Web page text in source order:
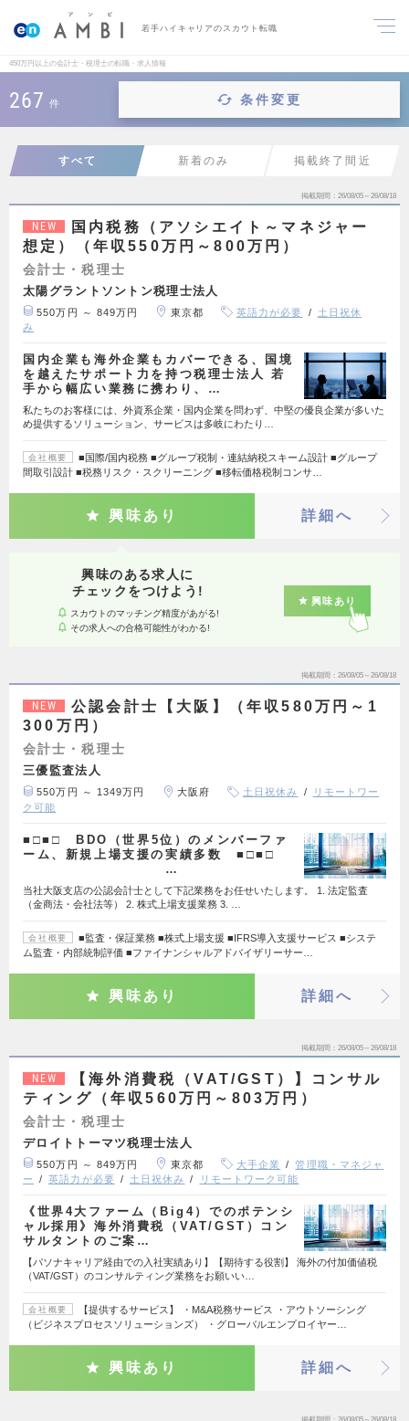
若手ハイキャリアのスカウト転職
450万円以上の会計士・税理士の転職・求人情報
267 件 条件変更
すべて 新着のみ 掲載終了間近
掲載期間 26/08/05～26/08/18
NEW
国内税務（アソシエイト～マネジャー
想定）（年収550万円～800万円）
会計士・税理士
太陽グラントソントン税理士法人
550万円 ～ 849万円 東京都 英語力が必要
土日祝休
み
国内企業も海外企業もカバーできる、国境
を越えたサポート力を持つ税理士法人 若
手から幅広い業務に携わり、…
私たちのお客様には、外資系企業・国内企業を問わず、中堅の優良企業が多いた
め提供するソリューション、サービスは多岐にわたり…
会社概要
■国際/国内税務 ■グループ税制・連結納税スキーム設計 ■グループ
間取引設計 ■税務リスク・スクリーニング ■移転価格税制コンサ…
興味あり 詳細へ
興味のある求人に
チェックをつけよう!
スカウトのマッチング精度があがる!
その求人への合格可能性がわかる!
興味あり
掲載期間 26/08/05～26/08/18
NEW
公認会計士【大阪】（年収580万円～1
300万円）
会計士・税理士
三優監査法人
550万円 ～ 1349万円 大阪府 土日祝休み
リモートワー
ク可能
■□■□ BDO（世界5位）のメンバーファ
ーム、新規上場支援の実績多数 ■□■□
…
当社大阪支店の公認会計士として下記業務をお任せいたします。 1. 法定監査
（金商法・会社法等） 2. 株式上場支援業務 3. …
会社概要
■監査・保証業務 ■株式上場支援 ■IFRS導入支援サービス ■システ
ム監査・内部統制評価 ■ファイナンシャルアドバイザリーサー…
興味あり 詳細へ
掲載期間 26/08/05～26/08/18
NEW
【海外消費税（VAT/GST）】コンサル
ティング（年収560万円～803万円）
会計士・税理士
デロイトトーマツ税理士法人
550万円 ～ 849万円 東京都 大手企業
管理職・マネジャ
ー
英語力が必要 土日祝休み リモートワーク可能
《世界4大ファーム（Big4）でのポテンシ
ャル採用》海外消費税（VAT/GST）コン
サルタントのご案…
【パソナキャリア経由での入社実績あり】【期待する役割】 海外の付加価値税
（VAT/GST）のコンサルティング業務をお願いい…
会社概要
【提供するサービス】 ・M&A税務サービス ・アウトソーシング
（ビジネスプロセスソリューションズ） ・グローバルエンプロイヤー…
興味あり 詳細へ